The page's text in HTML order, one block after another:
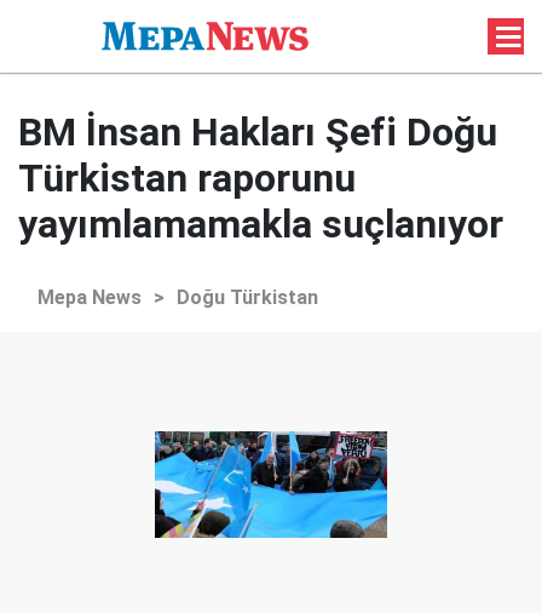
BM İnsan Hakları Şefi Doğu
Türkistan raporunu
yayımlamamakla suçlanıyor
Mepa News > Doğu Türkistan